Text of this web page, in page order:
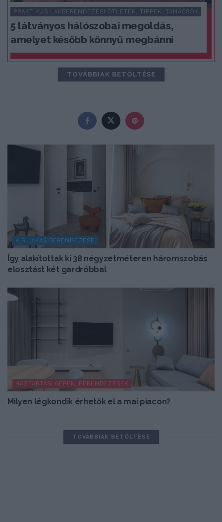
PRAKTIKUS LAKBERENDEZÉSI ÖTLETEK, TIPPEK, TANÁCSOK
5 látványos hálószobai megoldás,
amelyet később könnyű megbánni
TOVÁBBIAK BETÖLTÉSE
KIS LAKÁS BERENDEZÉSE
Így alakítottak ki 38 négyzetméteren háromszobás
elosztást két gardróbbal
HÁZTARTÁSI GÉPEK, BERENDEZÉSEK
Milyen légkondik érhetők el a mai piacon?
TOVÁBBIAK BETÖLTÉSE